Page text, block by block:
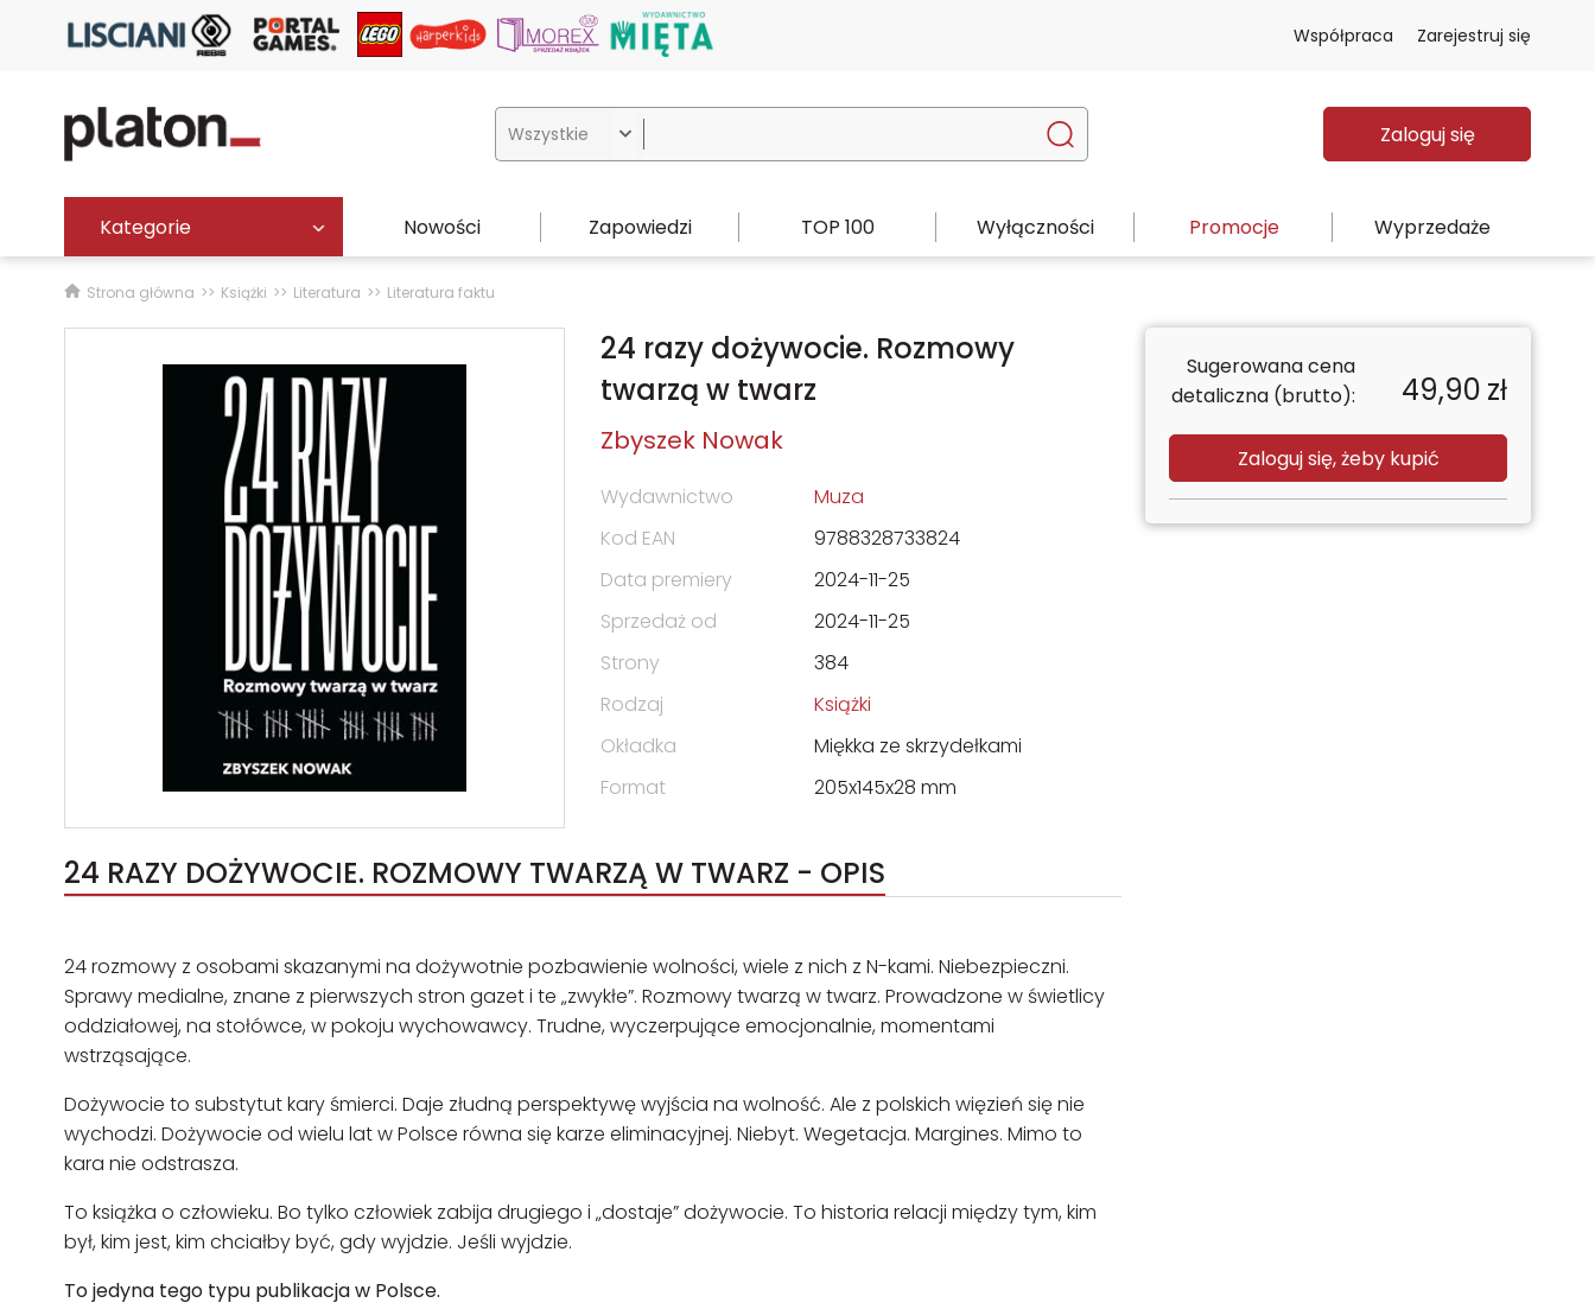
Współpraca Zarejestruj się
 Zaloguj się
Kategorie Nowości Zapowiedzi TOP 100 Wyłączności Promocje Wyprzedaże
Strona główna Książki Literatura Literatura faktu
24 razy dożywocie. Rozmowy
twarzą w twarz
Zbyszek Nowak
Wydawnictwo
Muza
Kod EAN
9788328733824
Data premiery
2024-11-25
Sprzedaż od
2024-11-25
Strony
384
Rodzaj
Książki
Okładka
Miękka ze skrzydełkami
Format
205x145x28 mm
24 RAZY DOŻYWOCIE. ROZMOWY TWARZĄ W TWARZ - OPIS
24 rozmowy z osobami skazanymi na dożywotnie pozbawienie wolności, wiele z nich z N-kami. Niebezpieczni.
Sprawy medialne, znane z pierwszych stron gazet i te „zwykłe”. Rozmowy twarzą w twarz. Prowadzone w świetlicy
oddziałowej, na stołówce, w pokoju wychowawcy. Trudne, wyczerpujące emocjonalnie, momentami
wstrząsające.
Dożywocie to substytut kary śmierci. Daje złudną perspektywę wyjścia na wolność. Ale z polskich więzień się nie
wychodzi. Dożywocie od wielu lat w Polsce równa się karze eliminacyjnej. Niebyt. Wegetacja. Margines. Mimo to
kara nie odstrasza.
To książka o człowieku. Bo tylko człowiek zabija drugiego i „dostaje” dożywocie. To historia relacji między tym, kim
był, kim jest, kim chciałby być, gdy wyjdzie. Jeśli wyjdzie.
To jedyna tego typu publikacja w Polsce.
Sugerowana cena
detaliczna (brutto):
49,90 zł
Zaloguj się, żeby kupić